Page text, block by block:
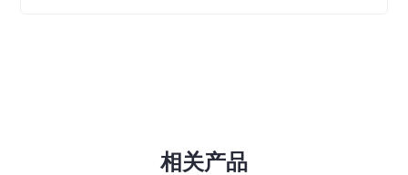
相关产品